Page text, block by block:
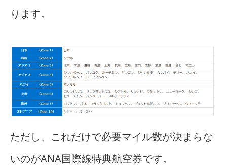
ります。
ただし、これだけで必要マイル数が決まらな
いのがANA国際線特典航空券です。